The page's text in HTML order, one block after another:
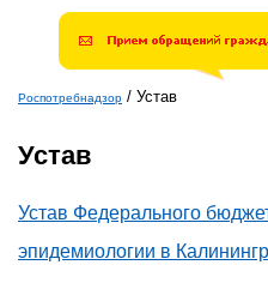
Роспотребнадзор / Устав
Устав
Устав Федерального
эпидемиологии в